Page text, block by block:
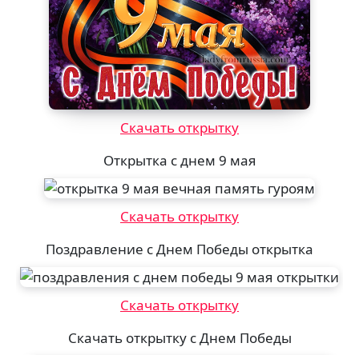
Скачать открытку
Открытка с днем 9 мая
Скачать открытку
Поздравление с Днем Победы открытка
Скачать открытку
Скачать открытку с Днем Победы